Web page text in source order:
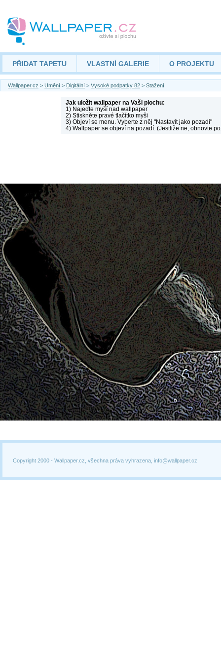
PŘIDAT TAPETU VLASTNÍ GALERIE O PROJEKTU
Wallpaper.cz > Umění > Digitální > Vysoké podpatky 82 > Stažení
Jak uložit wallpaper na Vaši plochu:
1) Najeďte myší nad wallpaper
2) Stiskněte pravé tlačítko myši
3) Objeví se menu. Vyberte z něj "Nastavit jako pozadí"
4) Wallpaper se objeví na pozadí. (Jestliže ne, obnovte
Copyright 2000 - Wallpaper.cz, všechna práva vyhrazena, info@wallpaper.cz